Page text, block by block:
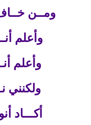
ومــن
وأعلم
وأعلم
ولكنني
أكـــاد